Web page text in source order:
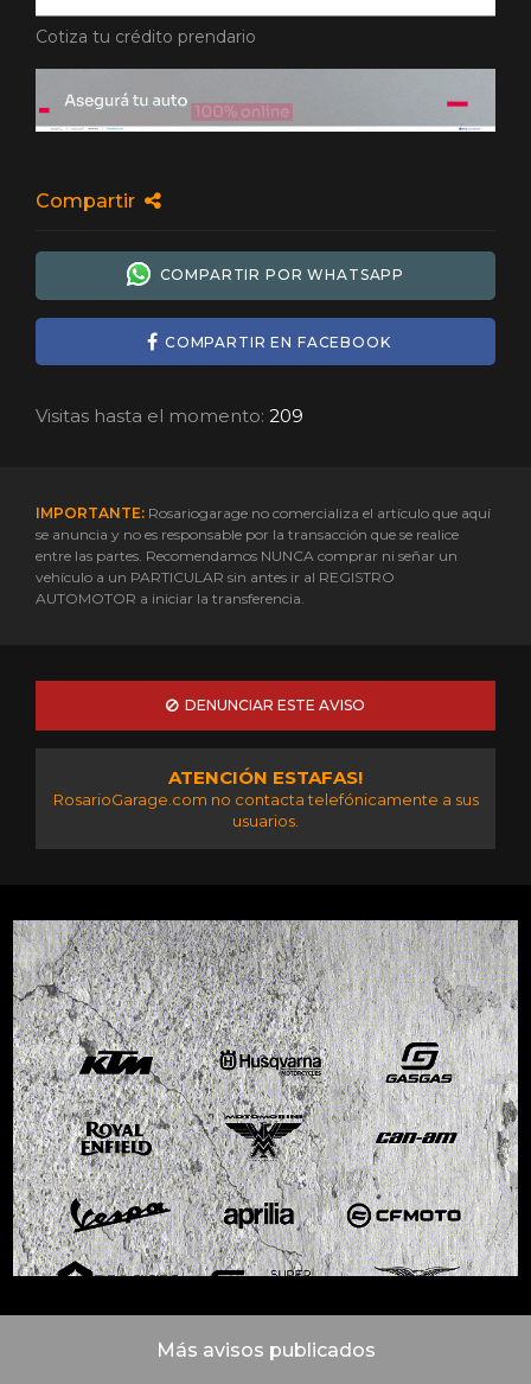
Cotiza tu crédito prendario
Compartir
COMPARTIR POR WHATSAPP
COMPARTIR EN FACEBOOK
Visitas hasta el momento: 209
IMPORTANTE: Rosariogarage no comercializa el artículo que aquí
se anuncia y no es responsable por la transacción que se realice
entre las partes. Recomendamos NUNCA comprar ni señar un
vehículo a un PARTICULAR sin antes ir al REGISTRO
AUTOMOTOR a iniciar la transferencia.
DENUNCIAR ESTE AVISO
ATENCIÓN ESTAFAS!
RosarioGarage.com no contacta telefónicamente a sus
usuarios.
Más avisos publicados